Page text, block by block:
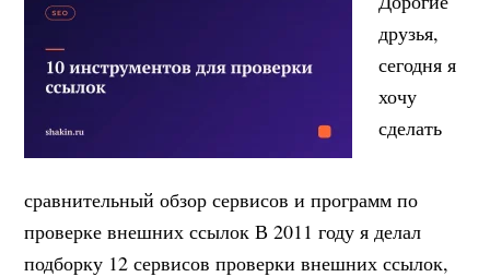
друзья,
сегодня я
хочу
сделать
сравнительный обзор сервисов и программ по
проверке внешних ссылок В 2011 году я делал
подборку 12 сервисов проверки внешних ссылок,